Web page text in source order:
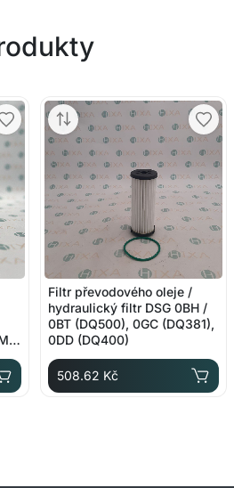
a
Filtr převodového oleje /
hydraulický filtr DSG 0BH /
0BT (DQ500), 0GC (DQ381),
0DD (DQ400)
508.62 Kč